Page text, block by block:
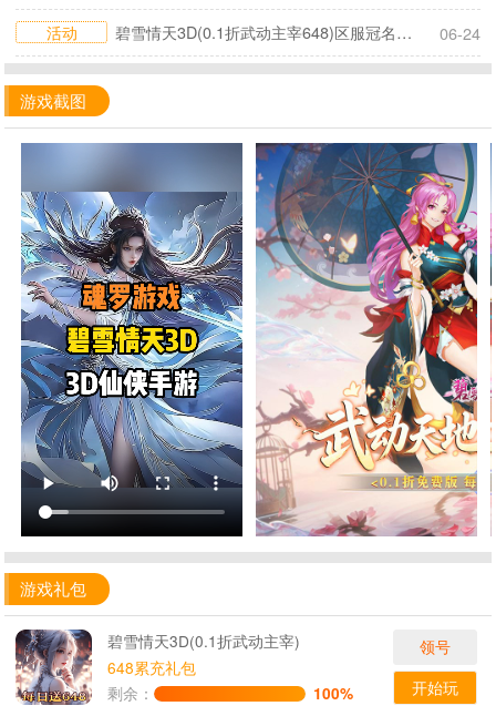
活动
碧雪情天3D(0.1折武动主宰648)区服冠名活动 06-24
游戏截图
游戏礼包
碧雪情天3D(0.1折武动主宰)
648累充礼包
剩余：
100%
领号
开始玩